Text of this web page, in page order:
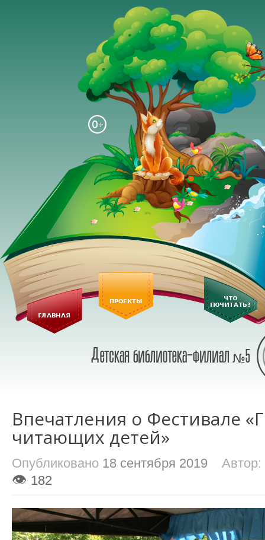
Впечатления о Фестивале
читающих детей»
Опубликовано 18 сентября 2019 Автор:
👁 182